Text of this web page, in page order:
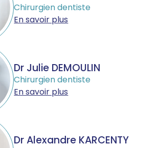
Chirurgien dentiste
En savoir plus
Dr Julie DEMOULIN
Chirurgien dentiste
En savoir plus
Dr Alexandre KARCENTY